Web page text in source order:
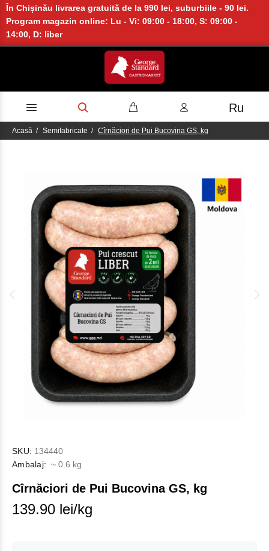
În Chișinău livrarea gratuită de la 990 lei, suburbiile - 90 lei.
Program magazin online: Lu - Vi: 09:00 - 18:00, S: 09:00 -
14:00, D: liber
Ru
Acasă Semifabricate Cîrnăciori de Pui Bucovina GS, kg
SKU: 134440
Ambalaj: ~ 0.6 kg
Cîrnăciori de Pui Bucovina GS, kg
139.90 lei/kg